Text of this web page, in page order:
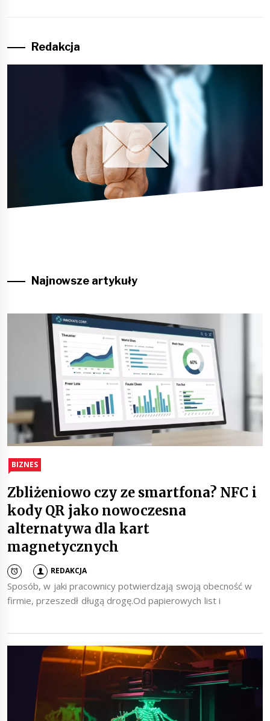
Redakcja
Najnowsze artykuły
BIZNES
Zbliżeniowo czy ze smartfona? NFC i
kody QR jako nowoczesna
alternatywa dla kart
magnetycznych
REDAKCJA
Sposób, w jaki pracownicy potwierdzają swoją obecność w
firmie, przeszedł długą drogę.Od papierowych list i